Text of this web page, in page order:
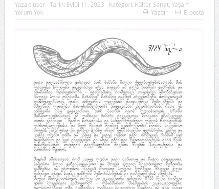
Yazar: user Tarih: Eylül 11, 2023 Kategori: Kültür-Sanat, Yaşam
Yorum Yok
Yazdır E-posta